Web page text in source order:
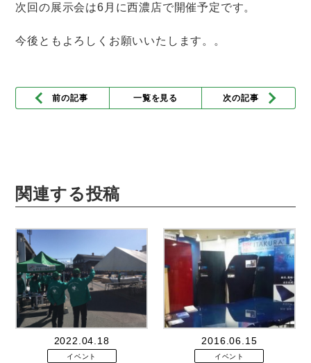
次回の展示会は6月に西濃店で開催予定です。
今後ともよろしくお願いいたします。。
前の記事 次の記事
一覧を見る
関連する投稿
2022.04.18
イベント
2016.06.15
イベント